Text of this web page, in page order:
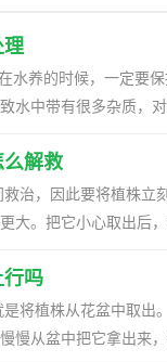
理
水中带有很多杂质，
控制的话，将会引发
高时，也会容易引起根部
将植株从容器中取出
，定期换水
，周边的温度保持在
解救
治，因此要将植株立
大。把它小心取出后
后取出。用消过毒的
三、配土 金钱树修根后就要准备上
再用了，以免再次造
行吗
将植株从花盆中取出
慢从盆中把它拿出来